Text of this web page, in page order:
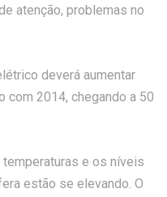
atenção, problemas no
deverá aumentar
com 2014, chegando a 50
e os níveis
estão se elevando. O